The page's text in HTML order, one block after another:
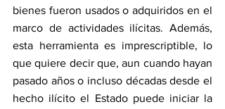
bienes fueron usados o adquiridos en el
marco de actividades ilícitas. Además,
esta herramienta es imprescriptible, lo
que quiere decir que, aun cuando hayan
pasado años o incluso décadas desde el
hecho ilícito el Estado puede iniciar la